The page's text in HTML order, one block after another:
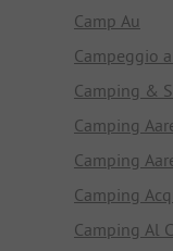
Camp Au
Campeggio
Camping &
Camping
Camping
Camping
Camping Al